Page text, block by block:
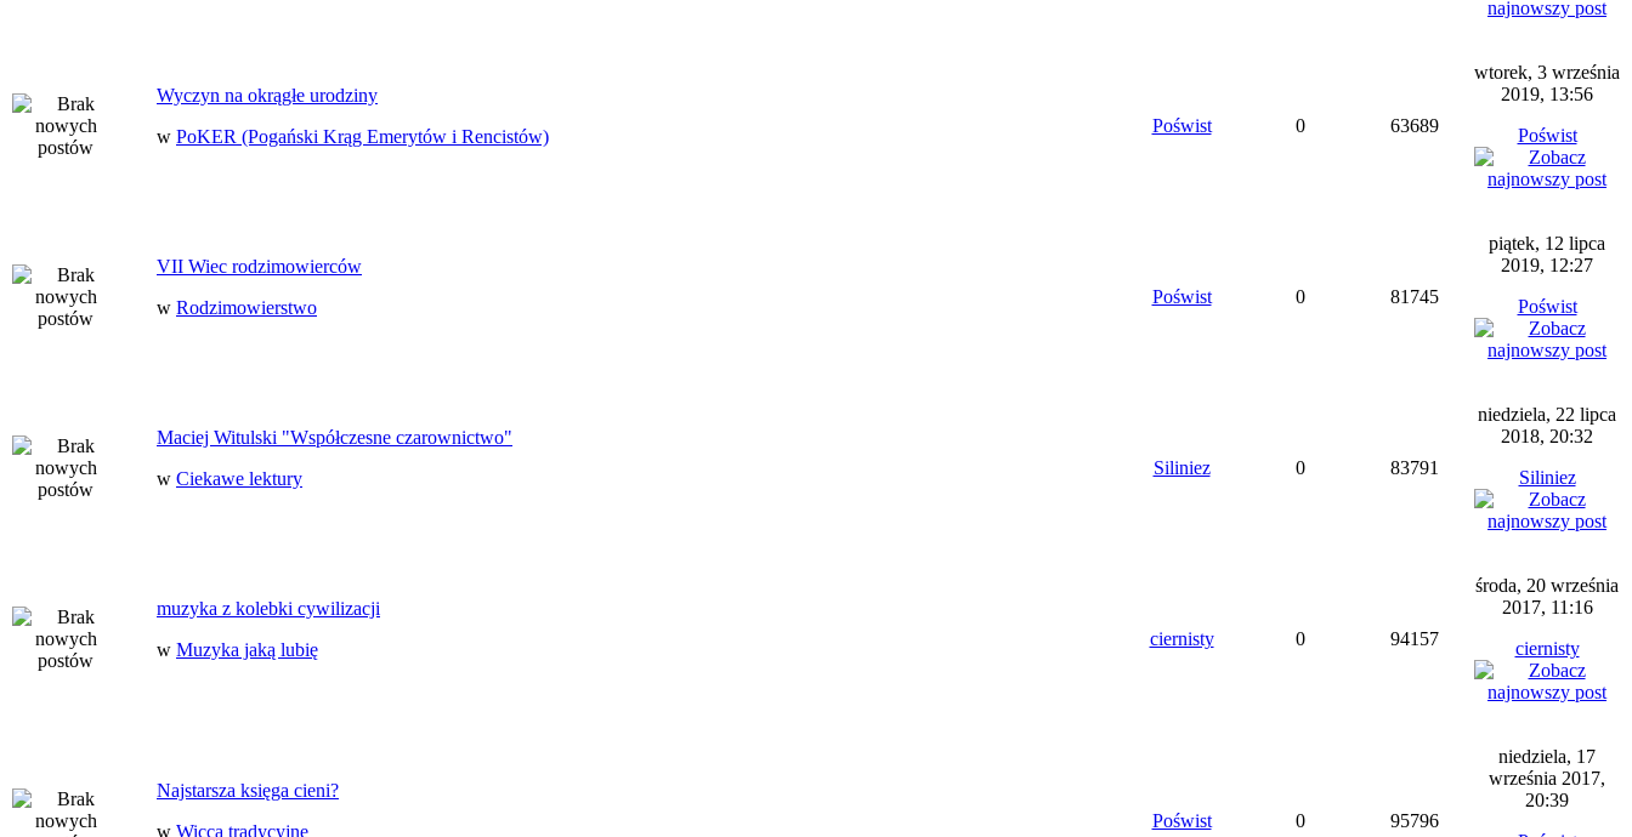
Wyczyn na okrągłe urodziny
w PoKER (Pogański Krąg Emerytów i Rencistów)
Poświst 0 63689
wtorek, 3 września
2019, 13:56
Poświst
VII Wiec rodzimowierców
w Rodzimowierstwo
Poświst 0 81745
piątek, 12 lipca
2019, 12:27
Poświst
Maciej Witulski "Współczesne czarownictwo"
w Ciekawe lektury
Siliniez 0 83791
niedziela, 22 lipca
2018, 20:32
Siliniez
muzyka z kolebki cywilizacji
w Muzyka jaką lubię
ciernisty 0 94157
środa, 20 września
2017, 11:16
ciernisty
Najstarsza księga cieni?
w Wicca tradycyjne
Poświst 0 95796
niedziela, 17
września 2017,
20:39